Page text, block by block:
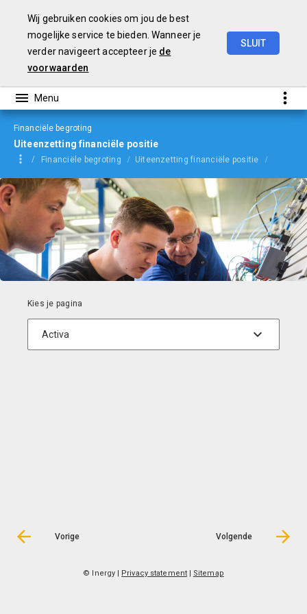
Wij gebruiken cookies om jou de best
mogelijke service te bieden. Wanneer je
verder navigeert accepteer je de
voorwaarden
SLUIT
Financiële begroting
Uiteenzetting financiële positie
Financiële begroting
Uiteenzetting financiële positie
Activa
Vorige Volgende
© Inergy | Privacy statement| Sitemap